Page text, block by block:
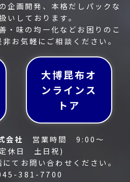
企画開発、本格だしパックな
いしております。
・味の均一化などお困りのこ
お気軽にご相談ください。
大博昆布オ
ンラインス
トア
会社
営業時間 9:00～
休日 土日祝)
てお問い合わせください。
381-7700